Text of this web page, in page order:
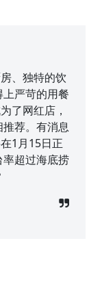
、独特的饮
严苛的用餐
了网红店，
荐。有消息
1月15日正
超过海底捞